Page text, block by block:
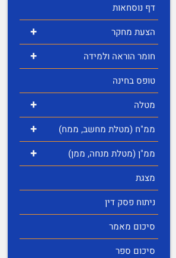
דף נוסחאות
+ הצעת מחקר
+
חומר הוראה ולמידה
טופס בחינה
+ מטלה
+ ממ"ח (מטלת מחשב, ממח)
+
ממ"ן (מטלת מנחה, ממן)
מצגת
ניתוח פסק דין
סיכום מאמר
סיכום ספר